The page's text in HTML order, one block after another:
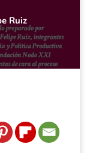
Ruiz